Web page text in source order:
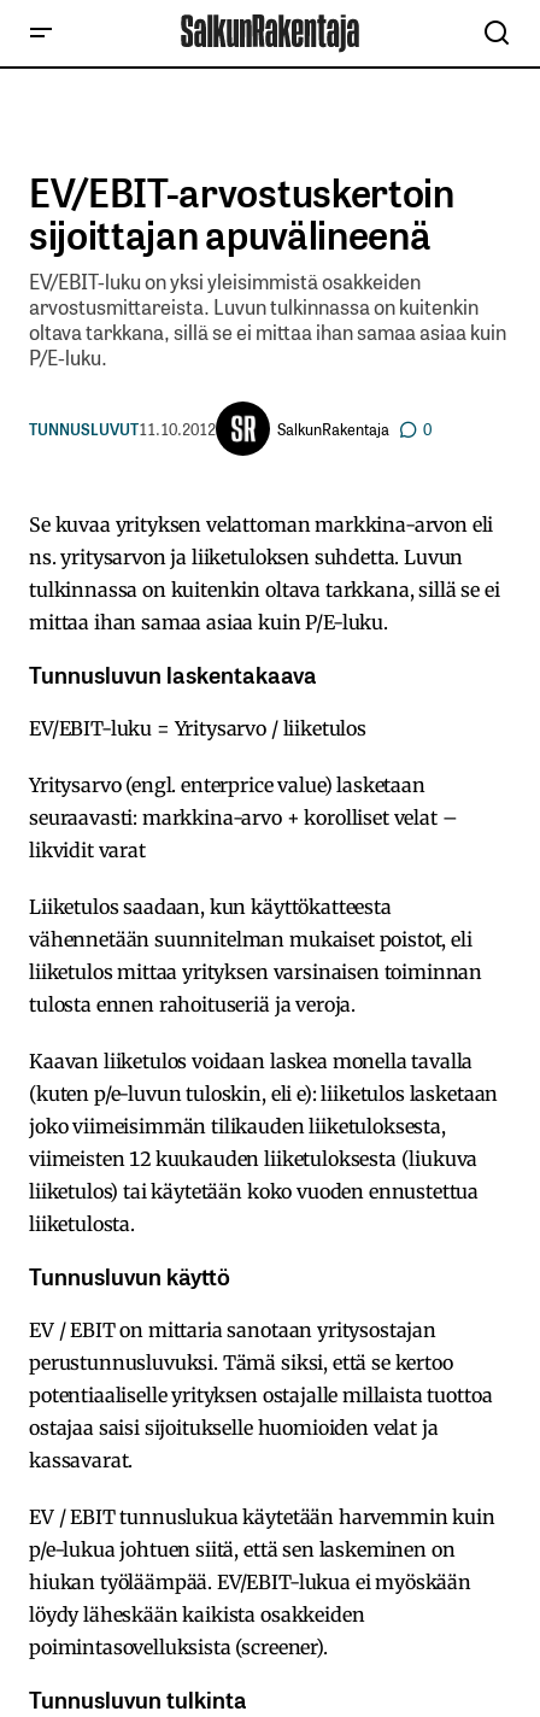
EV/EBIT-arvostuskertoin
sijoittajan apuvälineenä
EV/EBIT-luku on yksi yleisimmistä osakkeiden
arvostusmittareista. Luvun tulkinnassa on kuitenkin
oltava tarkkana, sillä se ei mittaa ihan samaa asiaa kuin
P/E-luku.
TUNNUSLUVUT11.10.2012 SalkunRakentaja 0
Se kuvaa yrityksen velattoman markkina-arvon eli
ns. yritysarvon ja liiketuloksen suhdetta. Luvun
tulkinnassa on kuitenkin oltava tarkkana, sillä se ei
mittaa ihan samaa asiaa kuin P/E-luku.
Tunnusluvun laskentakaava
EV/EBIT-luku = Yritysarvo / liiketulos
Yritysarvo (engl. enterprice value) lasketaan
seuraavasti: markkina-arvo + korolliset velat –
likvidit varat
Liiketulos saadaan, kun käyttökatteesta
vähennetään suunnitelman mukaiset poistot, eli
liiketulos mittaa yrityksen varsinaisen toiminnan
tulosta ennen rahoituseriä ja veroja.
Kaavan liiketulos voidaan laskea monella tavalla
(kuten p/e-luvun tuloskin, eli e): liiketulos lasketaan
joko viimeisimmän tilikauden liiketuloksesta,
viimeisten 12 kuukauden liiketuloksesta (liukuva
liiketulos) tai käytetään koko vuoden ennustettua
liiketulosta.
Tunnusluvun käyttö
EV / EBIT on mittaria sanotaan yritysostajan
perustunnusluvuksi. Tämä siksi, että se kertoo
potentiaaliselle yrityksen ostajalle millaista tuottoa
ostajaa saisi sijoitukselle huomioiden velat ja
kassavarat.
EV / EBIT tunnuslukua käytetään harvemmin kuin
p/e-lukua johtuen siitä, että sen laskeminen on
hiukan työläämpää. EV/EBIT-lukua ei myöskään
löydy läheskään kaikista osakkeiden
poimintasovelluksista (screener).
Tunnusluvun tulkinta